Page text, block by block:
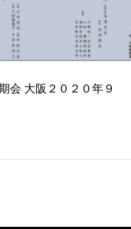
会 大阪２０２０年９